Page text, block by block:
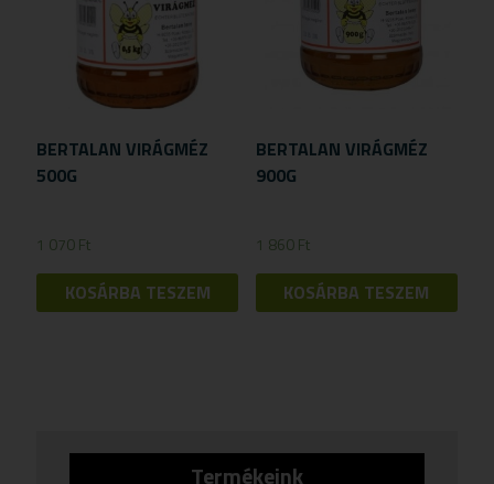
BERTALAN VIRÁGMÉZ
500G
1 070Ft
KOSÁRBA TESZEM
BERTALAN VIRÁGMÉZ
900G
1 860Ft
KOSÁRBA TESZEM
Termékeink